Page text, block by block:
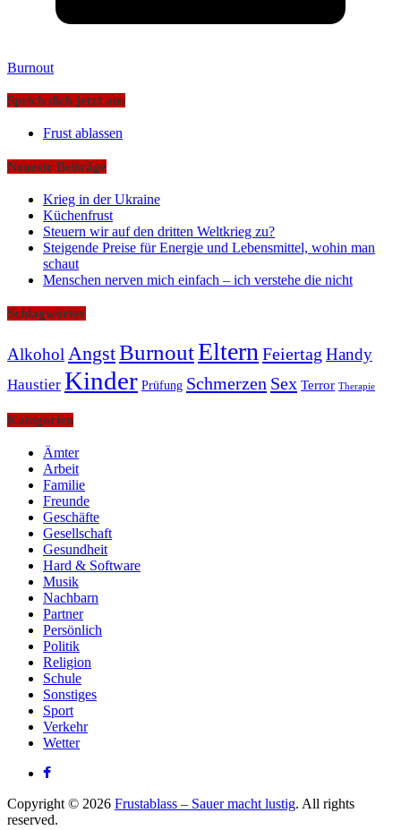
Burnout
Sprich dich jetzt aus
Frust ablassen
Neueste Beiträge
Krieg in der Ukraine
Küchenfrust
Steuern wir auf den dritten Weltkrieg zu?
Steigende Preise für Energie und Lebensmittel, wohin man
schaut
Menschen nerven mich einfach – ich verstehe die nicht
Schlagwörter
Alkohol AngstBurnoutEltern Feiertag Handy
Haustier Kinder Prüfung Schmerzen Sex Terror Therapie
Kategorien
Ämter
Arbeit
Familie
Freunde
Geschäfte
Gesellschaft
Gesundheit
Hard & Software
Musik
Nachbarn
Partner
Persönlich
Politik
Religion
Schule
Sonstiges
Sport
Verkehr
Wetter
Copyright © 2026 Frustablass – Sauer macht lustig. All rights
reserved.